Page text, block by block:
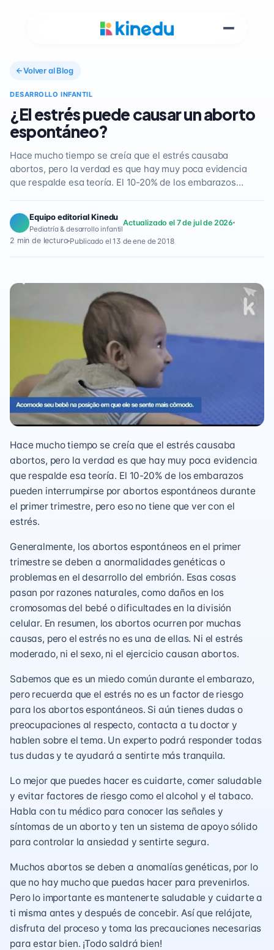
Volver al Blog
DESARROLLO INFANTIL
¿El estrés puede causar un aborto
espontáneo?
Hace mucho tiempo se creía que el estrés causaba
abortos, pero la verdad es que hay muy poca evidencia
que respalde esa teoría. El 10-20% de los embarazos…
Equipo editorial Kinedu
Pediatría & desarrollo infantil
Actualizado el 7 de jul de 2026
2 min de lectura Publicado el 13 de ene de 2018
Hace mucho tiempo se creía que el estrés causaba
abortos, pero la verdad es que hay muy poca evidencia
que respalde esa teoría. El 10-20% de los embarazos
pueden interrumpirse por abortos espontáneos durante
el primer trimestre, pero eso no tiene que ver con el
estrés.
Generalmente, los abortos espontáneos en el primer
trimestre se deben a anormalidades genéticas o
problemas en el desarrollo del embrión. Esas cosas
pasan por razones naturales, como daños en los
cromosomas del bebé o dificultades en la división
celular. En resumen, los abortos ocurren por muchas
causas, pero el estrés no es una de ellas. Ni el estrés
moderado, ni el sexo, ni el ejercicio causan abortos.
Sabemos que es un miedo común durante el embarazo,
pero recuerda que el estrés no es un factor de riesgo
para los abortos espontáneos. Si aún tienes dudas o
preocupaciones al respecto, contacta a tu doctor y
hablen sobre el tema. Un experto podrá responder todas
tus dudas y te ayudará a sentirte más tranquila.
Lo mejor que puedes hacer es cuidarte, comer saludable
y evitar factores de riesgo como el alcohol y el tabaco.
Habla con tu médico para conocer las señales y
síntomas de un aborto y ten un sistema de apoyo sólido
para controlar la ansiedad y sentirte segura.
Muchos abortos se deben a anomalías genéticas, por lo
que no hay mucho que puedas hacer para prevenirlos.
Pero lo importante es mantenerte saludable y cuidarte a
ti misma antes y después de concebir. Así que relájate,
disfruta del proceso y toma las precauciones necesarias
para estar bien. ¡Todo saldrá bien!